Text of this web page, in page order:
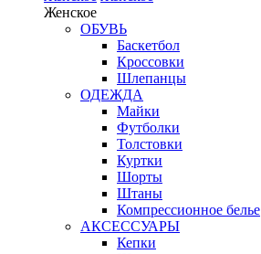
Женское
ОБУВЬ
Баскетбол
Кроссовки
Шлепанцы
ОДЕЖДА
Майки
Футболки
Толстовки
Куртки
Шорты
Штаны
Компрессионное белье
АКСЕССУАРЫ
Кепки